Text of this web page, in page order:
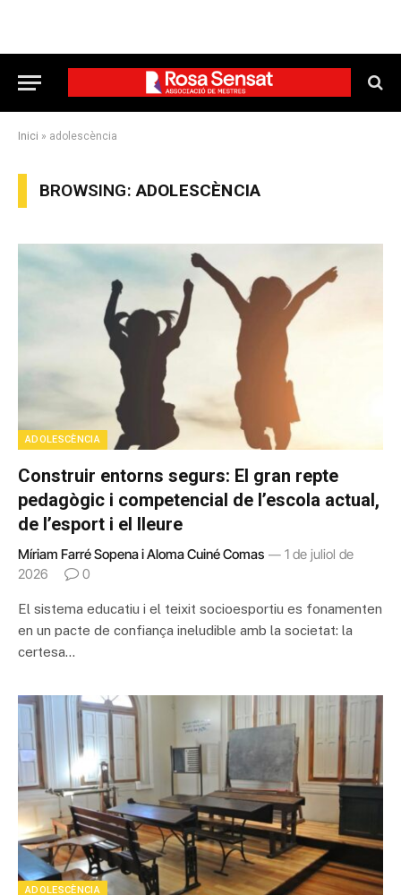
Inici » adolescència
BROWSING:ADOLESCÈNCIA
ADOLESCÈNCIA
Construir entorns segurs: El gran repte
pedagògic i competencial de l’escola actual,
de l’esport i el lleure
Míriam Farré Sopena i Aloma Cuiné Comas
1 de juliol de
2026
0
El sistema educatiu i el teixit socioesportiu es fonamenten
en un pacte de confiança ineludible amb la societat: la
certesa…
ADOLESCÈNCIA